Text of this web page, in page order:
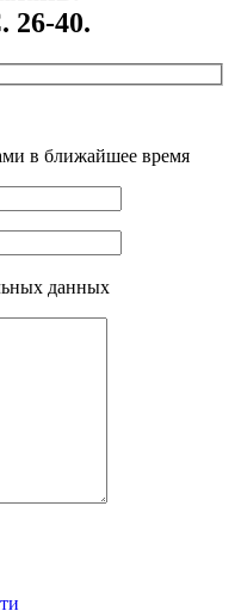
40.
в ближайшее время
данных